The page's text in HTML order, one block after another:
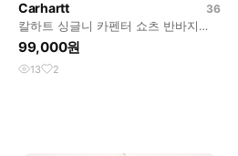
Carhartt
36
칼하트 싱글니 카펜터 쇼츠 반바지
B25 MOS
99,000원
13 2